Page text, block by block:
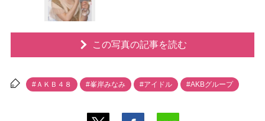
この写真の記事を読む
#ＡＫＢ４８ #峯岸みなみ #アイドル #AKBグループ